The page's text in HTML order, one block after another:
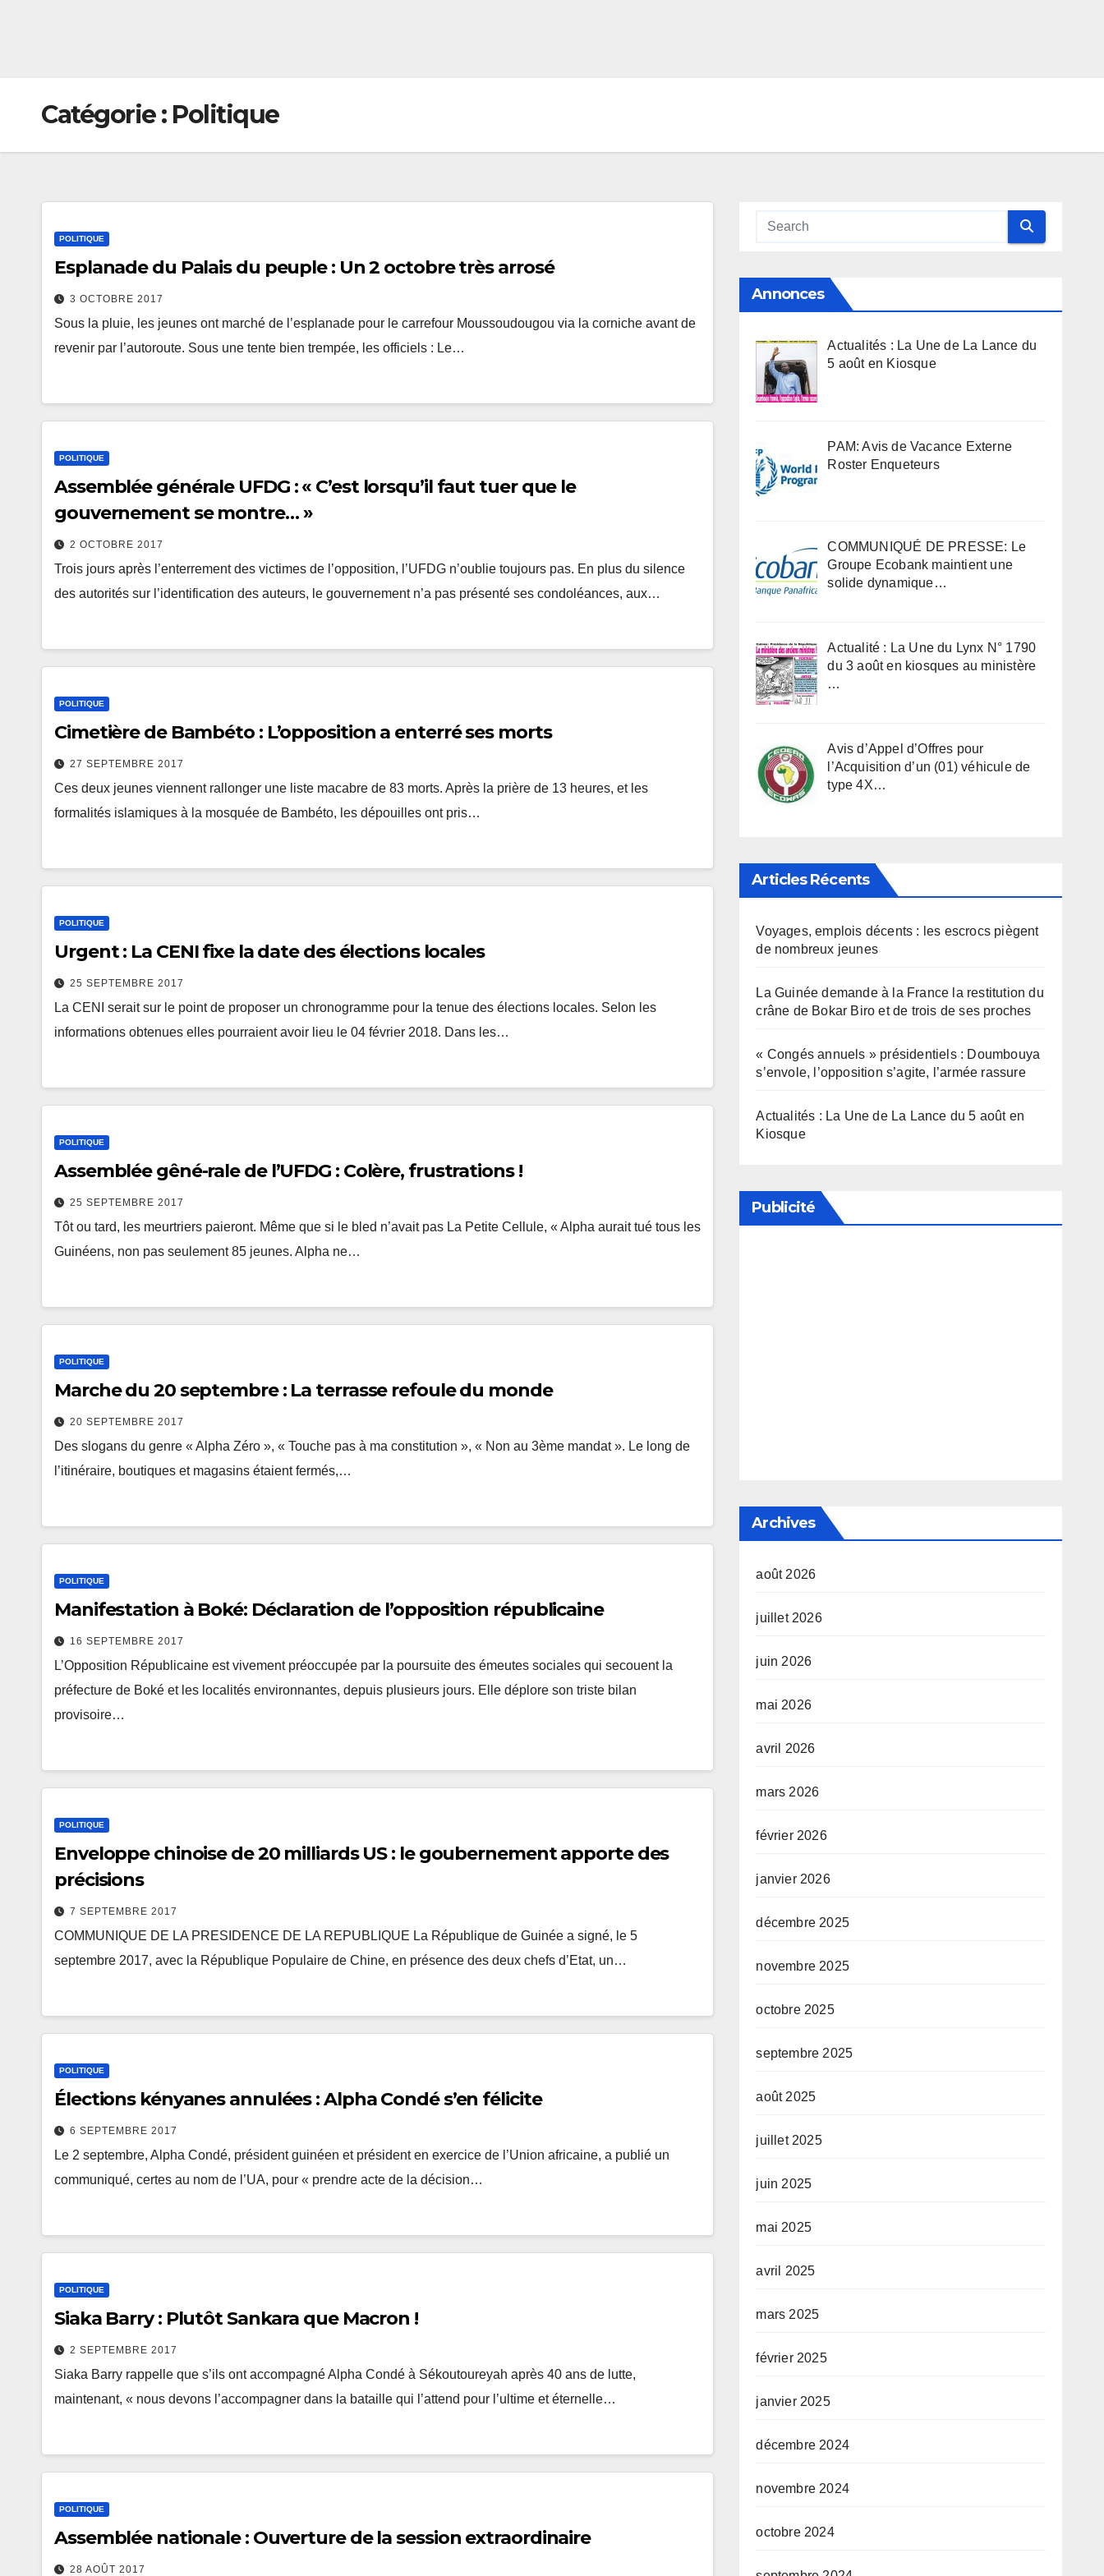
Catégorie : Politique
POLITIQUE
Esplanade du Palais du peuple : Un 2 octobre très arrosé
3 OCTOBRE 2017
Sous la pluie, les jeunes ont marché de l’esplanade pour le carrefour Moussoudougou via la corniche avant de
revenir par l’autoroute. Sous une tente bien trempée, les officiels : Le…
POLITIQUE
Assemblée générale UFDG : « C’est lorsqu’il faut tuer que le
gouvernement se montre… »
2 OCTOBRE 2017
Trois jours après l’enterrement des victimes de l’opposition, l’UFDG n’oublie toujours pas. En plus du silence
des autorités sur l’identification des auteurs, le gouvernement n’a pas présenté ses condoléances, aux…
POLITIQUE
Cimetière de Bambéto : L’opposition a enterré ses morts
27 SEPTEMBRE 2017
Ces deux jeunes viennent rallonger une liste macabre de 83 morts. Après la prière de 13 heures, et les
formalités islamiques à la mosquée de Bambéto, les dépouilles ont pris…
POLITIQUE
Urgent : La CENI fixe la date des élections locales
25 SEPTEMBRE 2017
La CENI serait sur le point de proposer un chronogramme pour la tenue des élections locales. Selon les
informations obtenues elles pourraient avoir lieu le 04 février 2018. Dans les…
POLITIQUE
Assemblée gêné-rale de l’UFDG : Colère, frustrations !
25 SEPTEMBRE 2017
Tôt ou tard, les meurtriers paieront. Même que si le bled n’avait pas La Petite Cellule, « Alpha aurait tué tous les
Guinéens, non pas seulement 85 jeunes. Alpha ne…
POLITIQUE
Marche du 20 septembre : La terrasse refoule du monde
20 SEPTEMBRE 2017
Des slogans du genre « Alpha Zéro », « Touche pas à ma constitution », « Non au 3ème mandat ». Le long de
l’itinéraire, boutiques et magasins étaient fermés,…
POLITIQUE
Manifestation à Boké: Déclaration de l’opposition républicaine
16 SEPTEMBRE 2017
L’Opposition Républicaine est vivement préoccupée par la poursuite des émeutes sociales qui secouent la
préfecture de Boké et les localités environnantes, depuis plusieurs jours. Elle déplore son triste bilan
provisoire…
POLITIQUE
Enveloppe chinoise de 20 milliards US : le goubernement apporte des
précisions
7 SEPTEMBRE 2017
COMMUNIQUE DE LA PRESIDENCE DE LA REPUBLIQUE La République de Guinée a signé, le 5
septembre 2017, avec la République Populaire de Chine, en présence des deux chefs d’Etat, un…
POLITIQUE
Élections kényanes annulées : Alpha Condé s’en félicite
6 SEPTEMBRE 2017
Le 2 septembre, Alpha Condé, président guinéen et président en exercice de l’Union africaine, a publié un
communiqué, certes au nom de l’UA, pour « prendre acte de la décision…
POLITIQUE
Siaka Barry : Plutôt Sankara que Macron !
2 SEPTEMBRE 2017
Siaka Barry rappelle que s’ils ont accompagné Alpha Condé à Sékoutoureyah après 40 ans de lutte,
maintenant, « nous devons l’accompagner dans la bataille qui l’attend pour l’ultime et éternelle…
POLITIQUE
Assemblée nationale : Ouverture de la session extraordinaire
28 AOÛT 2017
Annonces
Actualités : La Une de La Lance du
5 août en Kiosque
PAM: Avis de Vacance Externe
Roster Enqueteurs
COMMUNIQUÉ DE PRESSE: Le
Groupe Ecobank maintient une
solide dynamique…
Actualité : La Une du Lynx N° 1790
du 3 août en kiosques au ministère
…
Avis d’Appel d’Offres pour
l’Acquisition d’un (01) véhicule de
type 4X…
Articles Récents
Voyages, emplois décents : les escrocs piègent
de nombreux jeunes
La Guinée demande à la France la restitution du
crâne de Bokar Biro et de trois de ses proches
« Congés annuels » présidentiels : Doumbouya
s’envole, l’opposition s’agite, l’armée rassure
Actualités : La Une de La Lance du 5 août en
Kiosque
Publicité
Archives
août 2026
juillet 2026
juin 2026
mai 2026
avril 2026
mars 2026
février 2026
janvier 2026
décembre 2025
novembre 2025
octobre 2025
septembre 2025
août 2025
juillet 2025
juin 2025
mai 2025
avril 2025
mars 2025
février 2025
janvier 2025
décembre 2024
novembre 2024
octobre 2024